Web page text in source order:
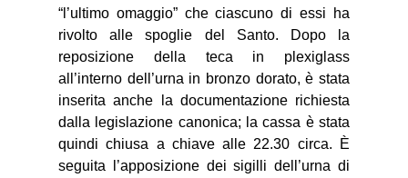
“l’ultimo omaggio” che ciascuno di essi ha
rivolto alle spoglie del Santo. Dopo la
reposizione della teca in plexiglass
all’interno dell’urna in bronzo dorato, è stata
inserita anche la documentazione richiesta
dalla legislazione canonica; la cassa è stata
quindi chiusa a chiave alle 22.30 circa. È
seguita l’apposizione dei sigilli dell’urna di